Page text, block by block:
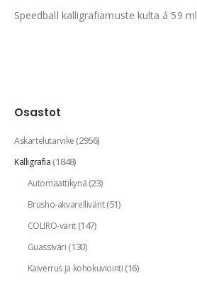
Speedball kalligrafiamuste kulta á 59 ml
Osastot
Askartelutarvike(2956)
Kalligrafia(1848)
Automaattikynä(23)
Brusho-akvarellivärit(51)
COLIRO-värit(147)
Guassiväri(130)
Kaiverrus ja kohokuviointi(16)